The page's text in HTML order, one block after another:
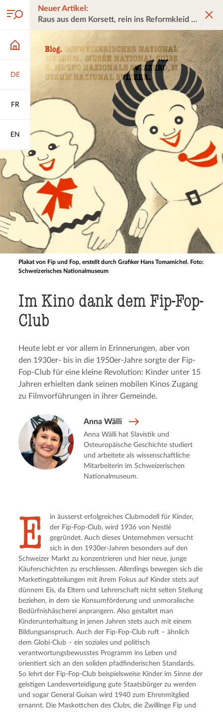
DE
FR
EN
Neuer Artikel:
Raus aus dem Korsett, rein ins Reformkleid
Plakat von Fip und Fop, erstellt durch Grafiker Hans Tomamichel. Foto:
Schweizerisches Nationalmuseum
Im Kino dank dem Fip-Fop-
Club
Heute lebt er vor allem in Erinnerungen, aber von
den 1930er- bis in die 1950er-Jahre sorgte der Fip-
Fop-Club für eine kleine Revolution: Kinder unter 15
Jahren erhielten dank seinen mobilen Kinos Zugang
zu Filmvorführungen in ihrer Gemeinde.
Anna Wälli
Anna Wälli hat Slavistik und
Osteuropäische Geschichte studiert
und arbeitete als wissenschaftliche
Mitarbeiterin im Schweizerischen
Nationalmuseum.
E
in äusserst erfolgreiches Clubmodell für Kinder,
der Fip-Fop-Club, wird 1936 von Nestlé
gegründet. Auch dieses Unternehmen versucht
sich in den 1930er-Jahren besonders auf den
Schweizer Markt zu konzentrieren und hier neue, junge
Käuferschichten zu erschliessen. Allerdings bewegen sich die
Marketingabteilungen mit ihrem Fokus auf Kinder stets auf
dünnem Eis, da Eltern und Lehrerschaft nicht selten Stellung
beziehen, in dem sie Konsumförderung und unmoralische
Bedürfnishäscherei anprangern. Also gestaltet man
Kinderunterhaltung in jenen Jahren stets auch mit einem
Bildungsanspruch. Auch der Fip-Fop-Club ruft – ähnlich
dem Globi-Club – ein soziales und politisch
verantwortungsbewusstes Programm ins Leben und
orientiert sich an den soliden pfadfinderischen Standards.
So lehrt der Fip-Fop-Club beispielsweise Kinder im Sinne der
geistigen Landesverteidigung gute Staatsbürger zu werden
und sogar General Guisan wird 1940 zum Ehrenmitglied
ernannt. Die Maskottchen des Clubs, die Zwillinge Fip und